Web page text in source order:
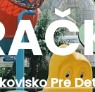
Pre